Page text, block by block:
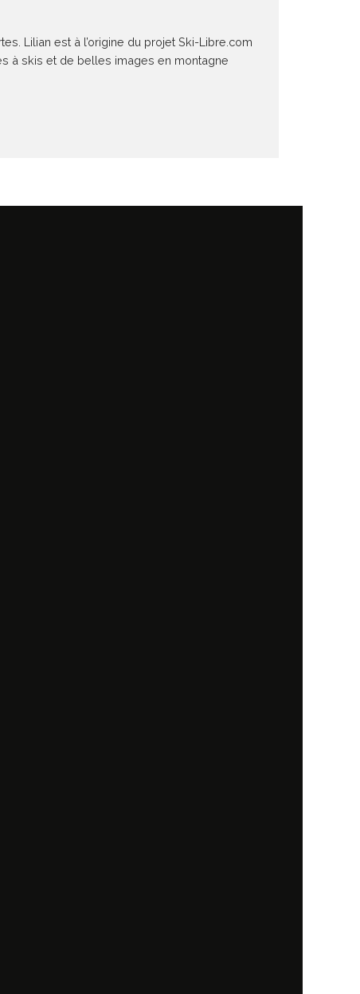
Lilian est à l’origine du projet Ski-Libre.com
à skis et de belles images en montagne